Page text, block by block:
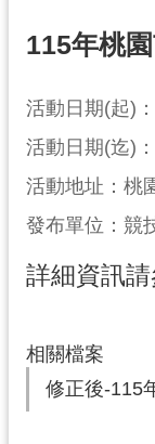
115年桃
活動日期(起)
活動日期(迄)
活動地址：桃
發布單位：競
詳細資訊請
相關檔案
修正後-115